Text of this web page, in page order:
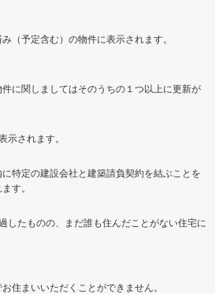
（予定含む）の物件に表示されます。
に関しましてはそのうちの１つ以上に更新が
されます。
特定の建設会社と建築請負契約を結ぶことを
す。
したものの、まだ誰も住んだことがない住宅に
住まいいただくことができません。